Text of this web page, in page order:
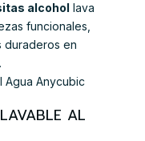
alcohol lava
funcionales,
duraderos en
AL